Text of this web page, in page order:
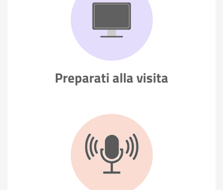
Preparatialla visita